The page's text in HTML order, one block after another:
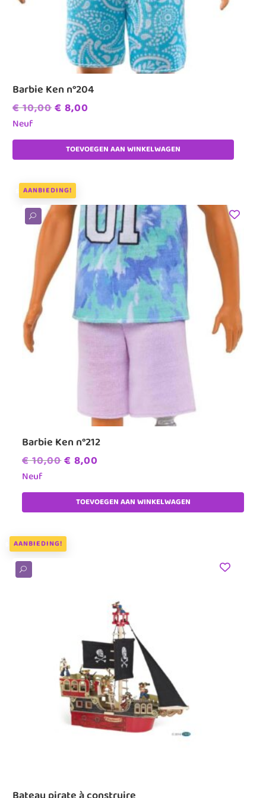
Barbie Ken n°204
€10,00Oorspronkelijke
was:
€ 10,00.
€ 8,00
is:
€ 8,00.
Neuf
TOEVOEGEN AAN WINKELWAGEN
AANBIEDING!
Barbie Ken n°212
€10,00Oorspronkelijke
was:
€ 10,00.
€ 8,00
is:
€ 8,00.
Neuf
U
TOEVOEGEN AAN WINKELWAGEN
AANBIEDING!
U